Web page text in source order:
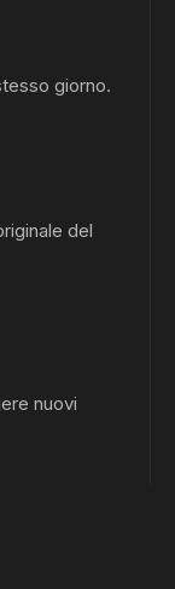
giorno.
del
nuovi